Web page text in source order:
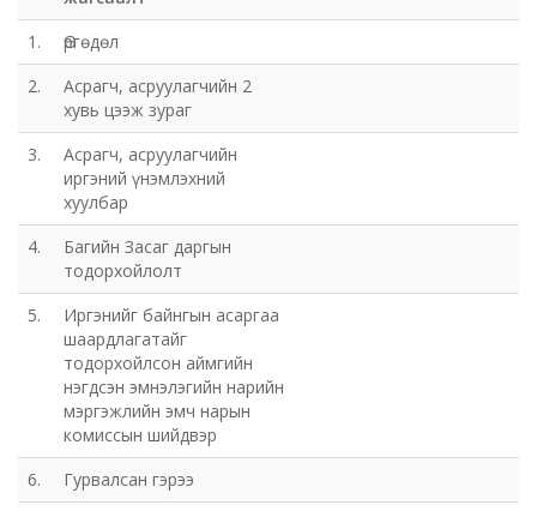
1.
Өргөдөл
2.
Асрагч, асруулагчийн 2
хувь цээж зураг
3.
Асрагч, асруулагчийн
иргэний үнэмлэхний
хуулбар
4.
Багийн Засаг даргын
тодорхойлолт
5.
Иргэнийг байнгын асаргаа
шаардлагатайг
тодорхойлсон аймгийн
нэгдсэн эмнэлэгийн нарийн
мэргэжлийн эмч нарын
комиссын шийдвэр
6.
Гурвалсан гэрээ